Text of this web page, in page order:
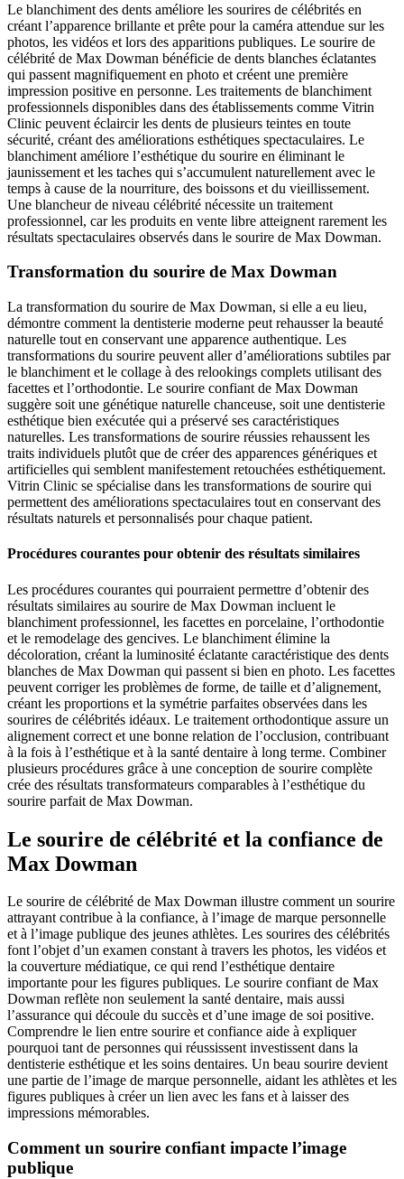
Le blanchiment des dents améliore les sourires de célébrités en
créant l’apparence brillante et prête pour la caméra attendue sur les
photos, les vidéos et lors des apparitions publiques. Le sourire de
célébrité de Max Dowman bénéficie de dents blanches éclatantes
qui passent magnifiquement en photo et créent une première
impression positive en personne. Les traitements de blanchiment
professionnels disponibles dans des établissements comme Vitrin
Clinic peuvent éclaircir les dents de plusieurs teintes en toute
sécurité, créant des améliorations esthétiques spectaculaires. Le
blanchiment améliore l’esthétique du sourire en éliminant le
jaunissement et les taches qui s’accumulent naturellement avec le
temps à cause de la nourriture, des boissons et du vieillissement.
Une blancheur de niveau célébrité nécessite un traitement
professionnel, car les produits en vente libre atteignent rarement les
résultats spectaculaires observés dans le sourire de Max Dowman.
Transformation du sourire de Max Dowman
La transformation du sourire de Max Dowman, si elle a eu lieu,
démontre comment la dentisterie moderne peut rehausser la beauté
naturelle tout en conservant une apparence authentique. Les
transformations du sourire peuvent aller d’améliorations subtiles par
le blanchiment et le collage à des relookings complets utilisant des
facettes et l’orthodontie. Le sourire confiant de Max Dowman
suggère soit une génétique naturelle chanceuse, soit une dentisterie
esthétique bien exécutée qui a préservé ses caractéristiques
naturelles. Les transformations de sourire réussies rehaussent les
traits individuels plutôt que de créer des apparences génériques et
artificielles qui semblent manifestement retouchées esthétiquement.
Vitrin Clinic se spécialise dans les transformations de sourire qui
permettent des améliorations spectaculaires tout en conservant des
résultats naturels et personnalisés pour chaque patient.
Procédures courantes pour obtenir des résultats similaires
Les procédures courantes qui pourraient permettre d’obtenir des
résultats similaires au sourire de Max Dowman incluent le
blanchiment professionnel, les facettes en porcelaine, l’orthodontie
et le remodelage des gencives. Le blanchiment élimine la
décoloration, créant la luminosité éclatante caractéristique des dents
blanches de Max Dowman qui passent si bien en photo. Les facettes
peuvent corriger les problèmes de forme, de taille et d’alignement,
créant les proportions et la symétrie parfaites observées dans les
sourires de célébrités idéaux. Le traitement orthodontique assure un
alignement correct et une bonne relation de l’occlusion, contribuant
à la fois à l’esthétique et à la santé dentaire à long terme. Combiner
plusieurs procédures grâce à une conception de sourire complète
crée des résultats transformateurs comparables à l’esthétique du
sourire parfait de Max Dowman.
Le sourire de célébrité et la confiance de
Max Dowman
Le sourire de célébrité de Max Dowman illustre comment un sourire
attrayant contribue à la confiance, à l’image de marque personnelle
et à l’image publique des jeunes athlètes. Les sourires des célébrités
font l’objet d’un examen constant à travers les photos, les vidéos et
la couverture médiatique, ce qui rend l’esthétique dentaire
importante pour les figures publiques. Le sourire confiant de Max
Dowman reflète non seulement la santé dentaire, mais aussi
l’assurance qui découle du succès et d’une image de soi positive.
Comprendre le lien entre sourire et confiance aide à expliquer
pourquoi tant de personnes qui réussissent investissent dans la
dentisterie esthétique et les soins dentaires. Un beau sourire devient
une partie de l’image de marque personnelle, aidant les athlètes et les
figures publiques à créer un lien avec les fans et à laisser des
impressions mémorables.
Comment un sourire confiant impacte l’image
publique